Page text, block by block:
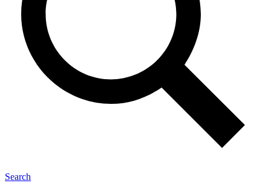
Search